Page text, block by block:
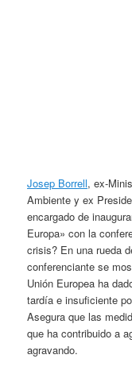
Josep Borrell, ex-
Ambiente y ex
encargado de
Europa» con la
crisis? En una rueda
conferenciante se
Unión Europea ha
tardía e insuficiente
Asegura que las
que ha contribuido a
agravando.